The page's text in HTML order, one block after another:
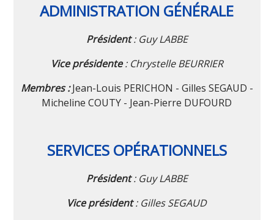
ADMINISTRATION GÉNÉRALE
Président: Guy LABBE
Vice présidente: Chrystelle BEURRIER
Membres :Jean-Louis PERICHON - Gilles SEGAUD -
Micheline COUTY - Jean-Pierre DUFOURD
SERVICES OPÉRATIONNELS
Président: Guy LABBE
Vice président: Gilles SEGAUD